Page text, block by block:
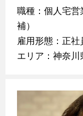
職種：個人宅
補）
雇用形態：正社
エリア：神奈川